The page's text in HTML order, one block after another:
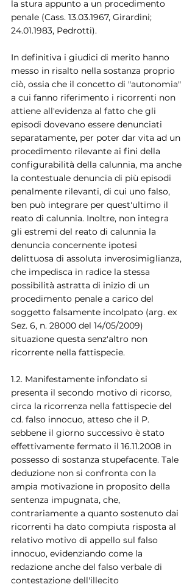
la stura appunto a un procedimento
penale (Cass. 13.03.1967, Girardini;
24.01.1983, Pedrotti).
In definitiva i giudici di merito hanno
messo in risalto nella sostanza proprio
ciò, ossia che il concetto di "autonomia"
a cui fanno riferimento i ricorrenti non
attiene all'evidenza al fatto che gli
episodi dovevano essere denunciati
separatamente, per poter dar vita ad un
procedimento rilevante ai fini della
configurabilità della calunnia, ma anche
la contestuale denuncia di più episodi
penalmente rilevanti, di cui uno falso,
ben può integrare per quest'ultimo il
reato di calunnia. Inoltre, non integra
gli estremi del reato di calunnia la
denuncia concernente ipotesi
delittuosa di assoluta inverosimiglianza,
che impedisca in radice la stessa
possibilità astratta di inizio di un
procedimento penale a carico del
soggetto falsamente incolpato (arg. ex
Sez. 6, n. 28000 del 14/05/2009)
situazione questa senz'altro non
ricorrente nella fattispecie.
1.2. Manifestamente infondato si
presenta il secondo motivo di ricorso,
circa la ricorrenza nella fattispecie del
cd. falso innocuo, atteso che il P.
sebbene il giorno successivo è stato
effettivamente fermato il 16.11.2008 in
possesso di sostanza stupefacente. Tale
deduzione non si confronta con la
ampia motivazione in proposito della
sentenza impugnata, che,
contrariamente a quanto sostenuto dai
ricorrenti ha dato compiuta risposta al
relativo motivo di appello sul falso
innocuo, evidenziando come la
redazione anche del falso verbale di
contestazione dell'illecito